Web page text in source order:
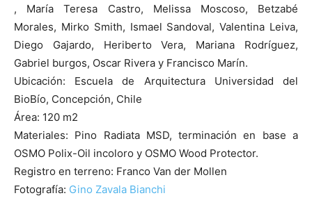
, María Teresa Castro, Melissa Moscoso, Betzabé
Morales, Mirko Smith, Ismael Sandoval, Valentina Leiva,
Diego Gajardo, Heriberto Vera, Mariana Rodríguez,
Gabriel burgos, Oscar Rivera y Francisco Marín.
Ubicación: Escuela de Arquitectura Universidad del
BioBío, Concepción, Chile
Área: 120 m2
Materiales: Pino Radiata MSD, terminación en base a
OSMO Polix-Oil incoloro y OSMO Wood Protector.
Registro en terreno: Franco Van der Mollen
Fotografía: Gino Zavala Bianchi